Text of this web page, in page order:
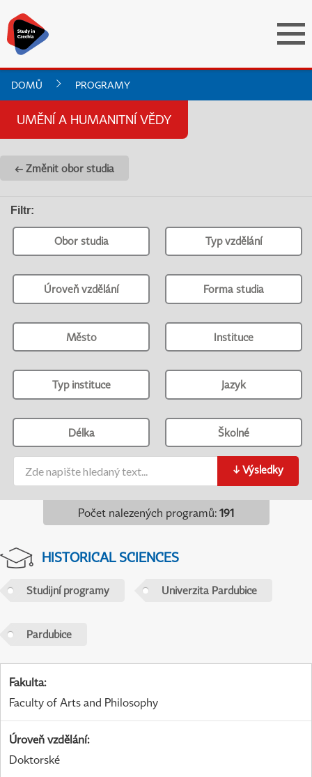
DOMŮ PROGRAMY
UMĚNÍ A HUMANITNÍ VĚDY
← Změnit obor studia
Filtr:
Obor studia Typ vzdělání
Úroveň vzdělání Forma studia
Město Instituce
Typ instituce Jazyk
Délka Školné
↓ Výsledky
Počet nalezených programů: 191
HISTORICAL SCIENCES
Studijní programy Univerzita Pardubice
Pardubice
Fakulta:
Faculty of Arts and Philosophy
Úroveň vzdělání:
Doktorské